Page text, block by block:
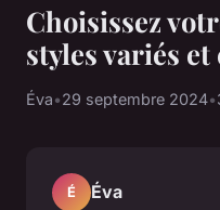
Choisissez
styles variés
Éva•29 septembre 2024•
É Éva